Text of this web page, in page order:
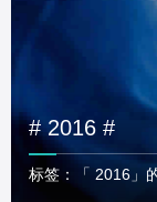
# 2016 #
标签：「 2016」